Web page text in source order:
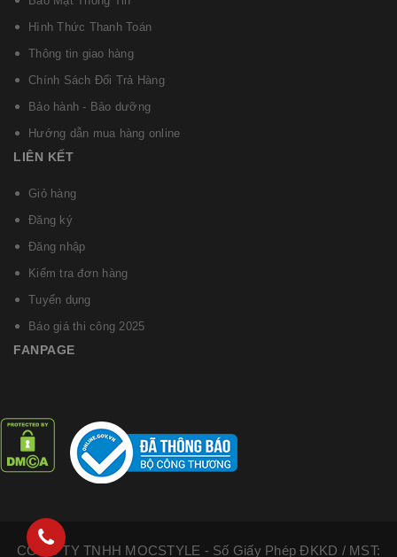
Hình Thức Thanh Toán
Thông tin giao hàng
Chính Sách Đổi Trả Hàng
Bảo hành - Bảo dưỡng
Hướng dẫn mua hàng online
LIÊN KẾT
Giỏ hàng
Đăng ký
Đăng nhập
Kiểm tra đơn hàng
Tuyển dụng
Báo giá thi công 2025
FANPAGE
CÔNG TY TNHH MOCSTYLE - Số Giấy Phép ĐKKD / MST: